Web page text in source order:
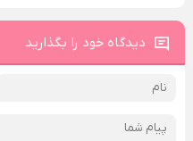
دیدگاه خود را بگذارید